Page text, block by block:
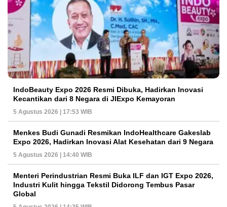
IndoBeauty Expo 2026 Resmi Dibuka, Hadirkan Inovasi
Kecantikan dari 8 Negara di JIExpo Kemayoran
5 Agustus 2026 | 17:53 WIB
Menkes Budi Gunadi Resmikan IndoHealthcare Gakeslab
Expo 2026, Hadirkan Inovasi Alat Kesehatan dari 9 Negara
5 Agustus 2026 | 14:40 WIB
Menteri Perindustrian Resmi Buka ILF dan IGT Expo 2026,
Industri Kulit hingga Tekstil Didorong Tembus Pasar
Global